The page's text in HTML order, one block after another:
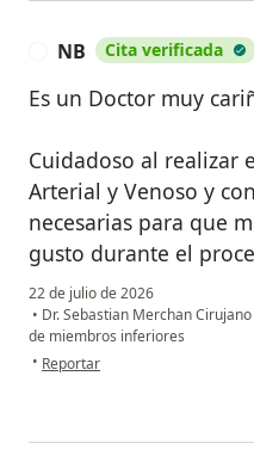
NB Cita verificada
Es un Doctor muy
Cuidadoso al realizar
Arterial y Venoso y
necesarias para que
gusto durante el
22 de julio de 2026
• Dr. Sebastian Merchan
de miembros inferiores
• en opinión del usuario NB
Reportar